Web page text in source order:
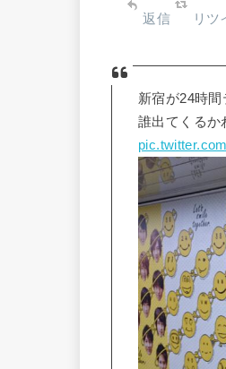
返信 リツ
誰出てくるか